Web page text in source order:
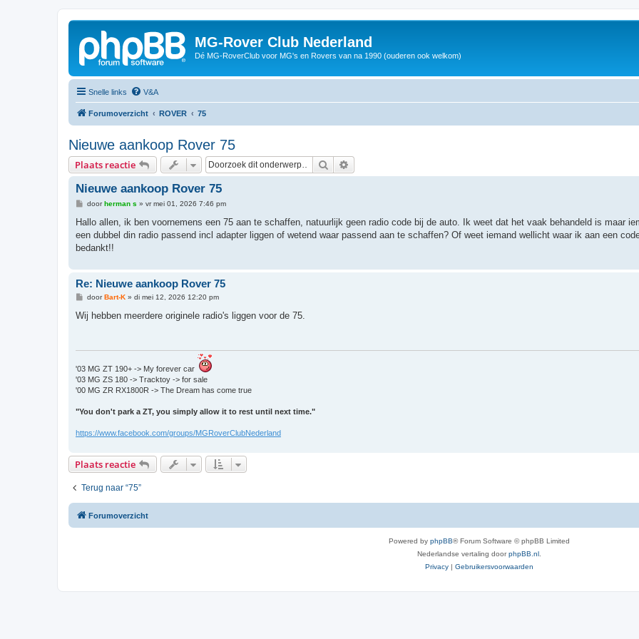
MG-Rover Club Nederland
Dé MG-RoverClub voor MG's en Rovers van na 1990 (ouderen ook welkom)
Snelle links V&A
Forumoverzicht ROVER 75
Nieuwe aankoop Rover 75
Plaats reactie Zoek
Nieuwe aankoop Rover 75
B
r
c
h
doorherman s » vr mei 01, 2026 7:46 pm
Hallo allen, ik ben voornemens een 75 aan te schaffen, natuurlijk geen radio code bij de auto. Ik weet dat het vaak behandeld is maar
een dubbel din radio passend incl adapter liggen of wetend waar passend aan te schaffen? Of weet iemand wellicht waar ik aan een
bedankt!!
Re: Nieuwe aankoop Rover 75
B
r
doorBart-K» di mei 12, 2026 12:20 pm
Wij hebben meerdere originele radio's liggen voor de 75.
'03 MG ZT 190+ -> My forever car
'03 MG ZS 180 -> Tracktoy -> for sale
'00 MG ZR RX1800R -> The Dream has come true
"You don't park a ZT, you simply allow it to rest until next time."
https://www.facebook.com/groups/MGRoverClubNederland
Plaats reactie
Terug naar “75”
Forumoverzicht
Powered by phpBB® Forum Software © phpBB Limited
Nederlandse vertaling doorphpBB.nl
Privacy | Gebruikersvoorwaarden